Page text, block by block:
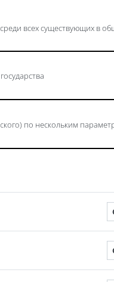
всех существующих в
по нескольким